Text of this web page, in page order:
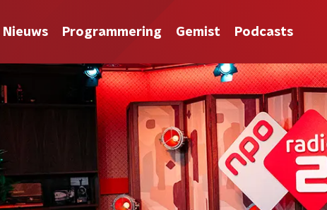
Nieuws Programmering Gemist Podcasts